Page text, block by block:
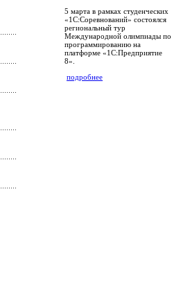
5 марта в рамках студенческих
«1С:Соревнований» состоялся
региональный тур
Международной олимпиады по
программированию на
платформе «1С:Предприятие
8».
подробнее